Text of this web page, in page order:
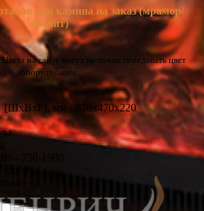
для камина на заказ (мрамор/
гранит)
Цвета на сайте могут не точно передавать цвет
оборудования.
[ШxВxГ], мм - 870x470x220
- 750-1500
да
- да